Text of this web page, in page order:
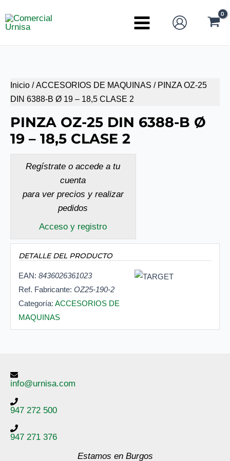
al
Main
Inicio /ACCESORIOS DE MAQUINAS / PINZA OZ-25
DIN 6388-B Ø 19 – 18,5 CLASE 2
PINZA OZ-25 DIN 6388-B Ø
19 – 18,5 CLASE 2
Regístrate o accede a tu
cuenta
para ver precios y realizar
pedidos
Acceso y registro
DETALLE DEL PRODUCTO
EAN: 8436026361023
Ref. Fabricante: OZ25-190-2
Categoría: ACCESORIOS DE
MAQUINAS
info@urnisa.com
947 272 500
947 271 376
Estamos en Burgos